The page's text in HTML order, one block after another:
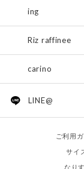
ing
Riz raffinee
carino
LINE@
ご利用
サイ
なり